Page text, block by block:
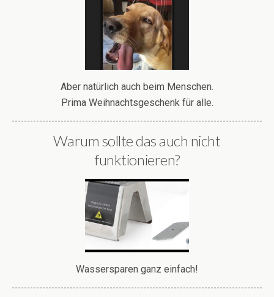
Aber natürlich auch beim Menschen.
Prima Weihnachtsgeschenk für alle.
Warum sollte das auch nicht
funktionieren?
Wassersparen ganz einfach!